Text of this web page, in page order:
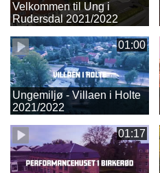
Velkommen til Ung i
Rudersdal 2021/2022
01:00
Ungemiljø - Villaen i Holte
2021/2022
01:17